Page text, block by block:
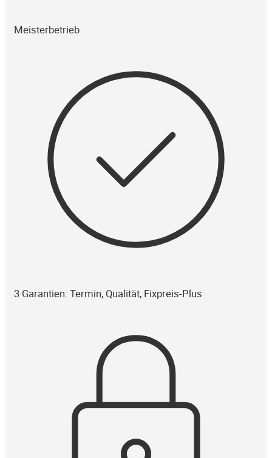
Meisterbetrieb
3 Garantien: Termin, Qualität, Fixpreis-Plus